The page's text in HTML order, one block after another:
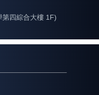
第四綜合大樓 1F)